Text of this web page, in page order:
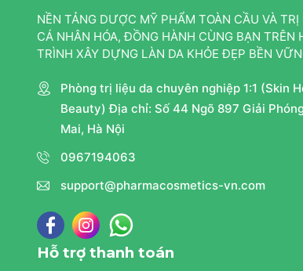
NỀN TẢNG DƯỢC MỸ PHẨM TOÀN CẦU VÀ TRỊ
CÁ NHÂN HÓA, ĐỒNG HÀNH CÙNG BẠN TRÊN
TRÌNH XÂY DỰNG LÀN DA KHỎE ĐẸP BỀN
Phòng trị liệu da chuyên nghiệp 1:1 (Skin
Beauty) Địa chỉ: Số 44 Ngõ 897 Giải
Mai, Hà Nội
0967194063
support@pharmacosmetics-vn.com
Hỗ trợ thanh toán